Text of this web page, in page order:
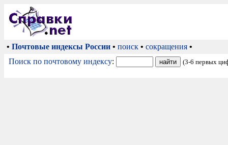
• Почтовые индексы России • поиск • сокращения •
Поиск по почтовому индексу: (3-6 первых